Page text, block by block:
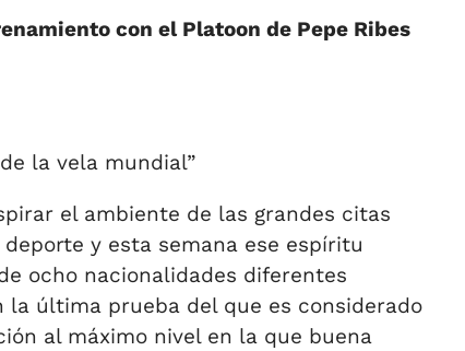
con el Platoon de Pepe Ribes
la vela mundial”
el ambiente de las grandes citas
y esta semana ese espíritu
ocho nacionalidades diferentes
la última prueba del que es considerado
al máximo nivel en la que buena